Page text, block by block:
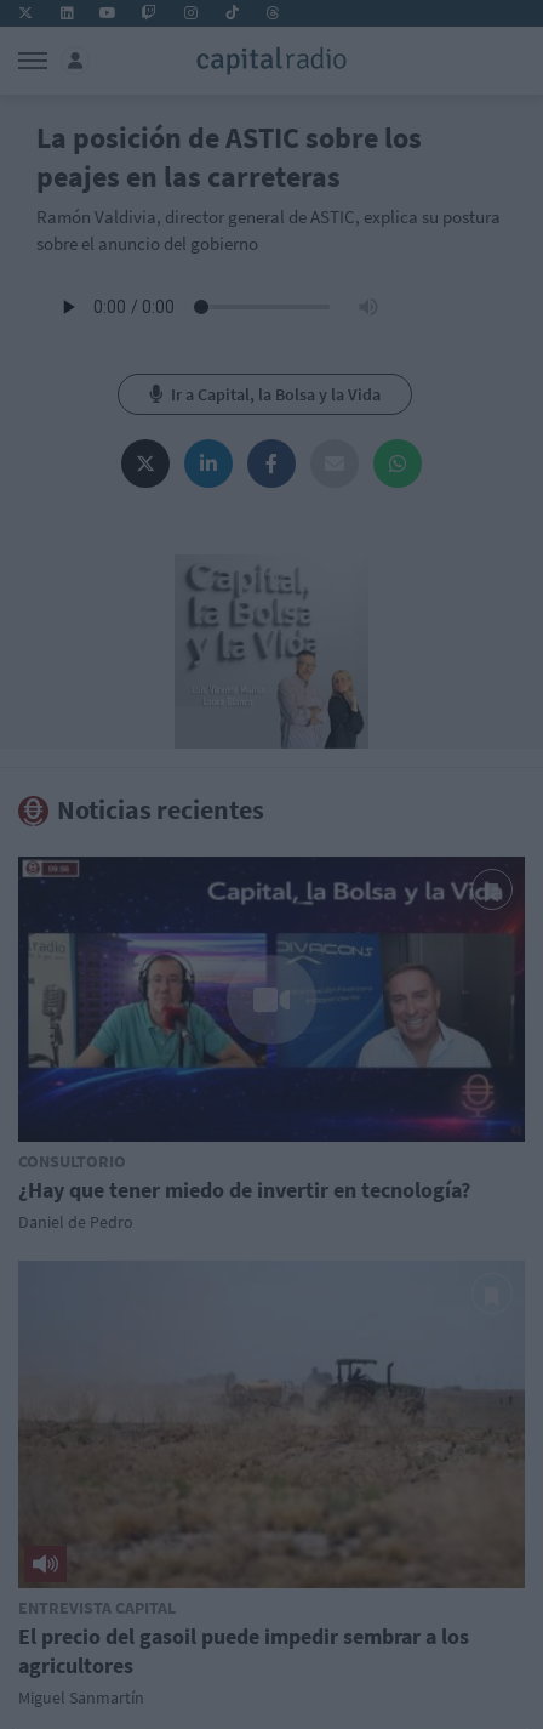
La posición de ASTIC sobre los
peajes en las carreteras
Ramón Valdivia, director general de ASTIC, explica su postura
sobre el anuncio del gobierno
Ir a Capital, la Bolsa y la Vida
Noticias recientes
CONSULTORIO
¿Hay que tener miedo de invertir en tecnología?
Daniel de Pedro
ENTREVISTA CAPITAL
El precio del gasoil puede impedir sembrar a los
agricultores
Miguel Sanmartín